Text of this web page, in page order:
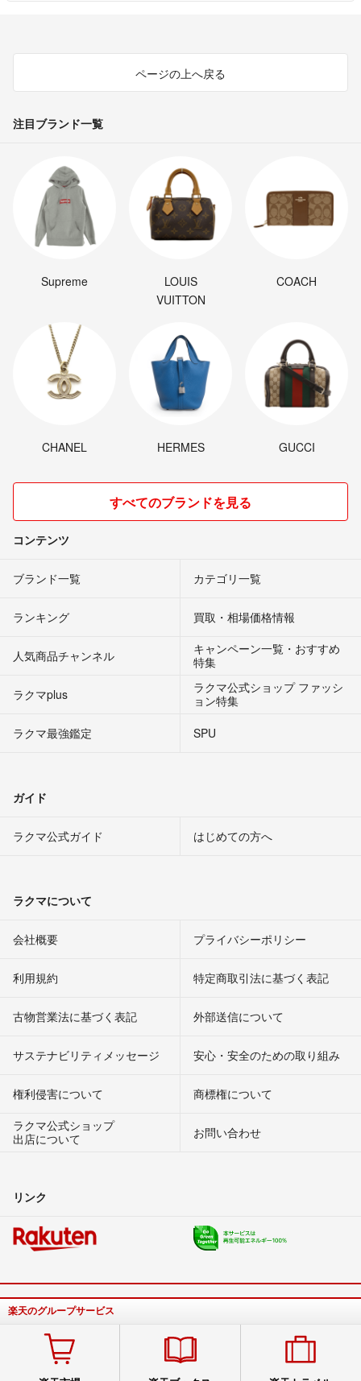
ページの上へ戻る
注目ブランド一覧
Supreme
LOUIS
VUITTON
COACH
CHANEL HERMES GUCCI
すべてのブランドを見る
コンテンツ
ブランド一覧 カテゴリ一覧
ランキング 買取・相場価格情報
人気商品チャンネル
キャンペーン一覧・おすすめ
特集
ラクマplus
ラクマ公式ショップ ファッシ
ョン特集
ラクマ最強鑑定
SPU
ガイド
ラクマ公式ガイド はじめての方へ
ラクマについて
会社概要 プライバシーポリシー
利用規約 特定商取引法に基づく表記
古物営業法に基づく表記 外部送信について
サステナビリティメッセージ 安心・安全のための取り組み
権利侵害について
商標権について
ラクマ公式ショップ
出店について
お問い合わせ
リンク
楽天のグループサービス